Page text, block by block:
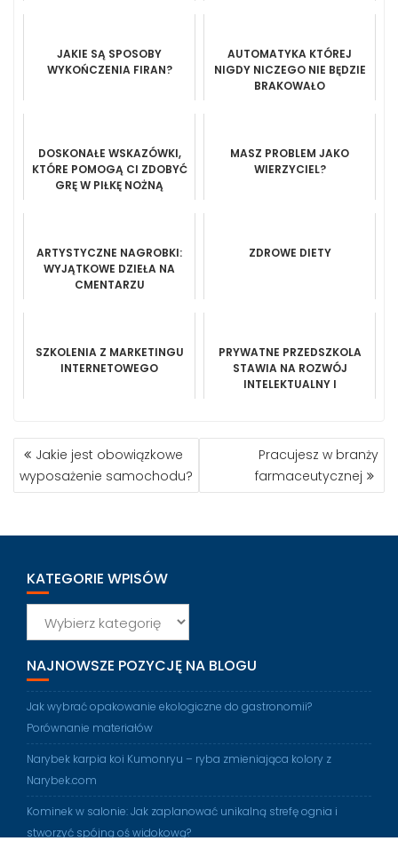
JAKIE SĄ SPOSOBY
WYKOŃCZENIA FIRAN?
AUTOMATYKA KTÓREJ
NIGDY NICZEGO NIE BĘDZIE
BRAKOWAŁO
DOSKONAŁE WSKAZÓWKI,
KTÓRE POMOGĄ CI ZDOBYĆ
GRĘ W PIŁKĘ NOŻNĄ
MASZ PROBLEM JAKO
WIERZYCIEL?
ARTYSTYCZNE NAGROBKI:
WYJĄTKOWE DZIEŁA NA
CMENTARZU
ZDROWE DIETY
SZKOLENIA Z MARKETINGU
INTERNETOWEGO
PRYWATNE PRZEDSZKOLA
STAWIA NA ROZWÓJ
INTELEKTUALNY I
NAWIGACJA
WPISU
Jakie jest obowiązkowe
wyposażenie samochodu?
Pracujesz w branży
farmaceutycznej
KATEGORIE WPISÓW
wpisów
NAJNOWSZE POZYCJĘ NA BLOGU
Jak wybrać opakowanie ekologiczne do gastronomii?
Porównanie materiałów
Narybek karpia koi Kumonryu – ryba zmieniająca kolory z
Narybek.com
Kominek w salonie: Jak zaplanować unikalną strefę ognia i
stworzyć spójną oś widokową?